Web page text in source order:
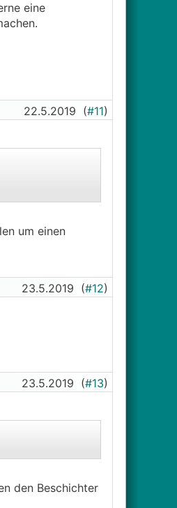
eine
22.5.2019 (#11)
um einen
23.5.2019 (#12)
23.5.2019 (#13)
den Beschichter